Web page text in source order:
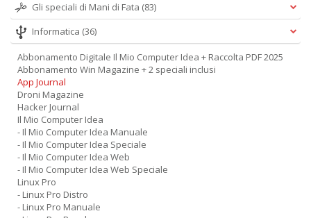
Gli speciali di Mani di Fata (83)
Informatica (36)
Abbonamento Digitale Il Mio Computer Idea + Raccolta PDF 2025
Abbonamento Win Magazine + 2 speciali inclusi
App Journal
Droni Magazine
Hacker Journal
Il Mio Computer Idea
- Il Mio Computer Idea Manuale
- Il Mio Computer Idea Speciale
- Il Mio Computer Idea Web
- Il Mio Computer Idea Web Speciale
Linux Pro
- Linux Pro Distro
- Linux Pro Manuale